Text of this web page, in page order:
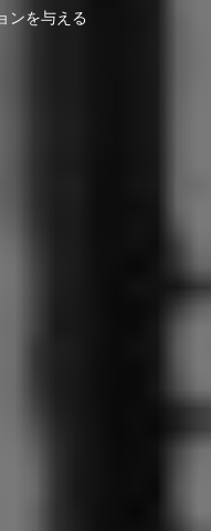
ンを与える